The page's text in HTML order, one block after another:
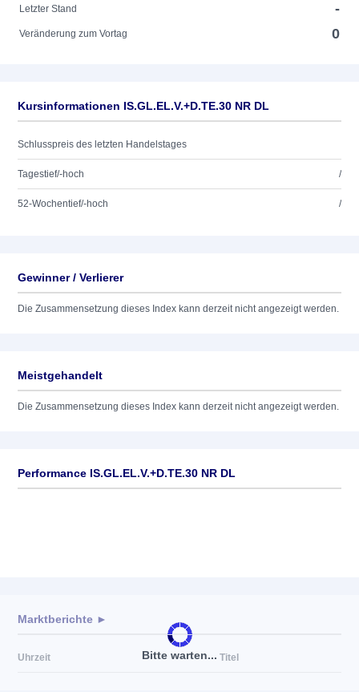
Letzter Stand
-
Veränderung zum Vortag 0
Kursinformationen IS.GL.EL.V.+D.TE.30 NR DL
Schlusspreis des letzten Handelstages
Tagestief/-hoch /
52-Wochentief/-hoch /
Gewinner / Verlierer
Die Zusammensetzung dieses Index kann derzeit nicht angezeigt werden.
Meistgehandelt
Die Zusammensetzung dieses Index kann derzeit nicht angezeigt werden.
Performance IS.GL.EL.V.+D.TE.30 NR DL
Bitte warten...
Marktberichte ►
Uhrzeit Titel